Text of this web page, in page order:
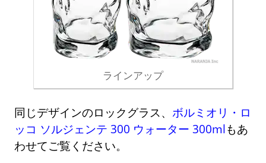
ラインアップ
同じデザインのロックグラス、ボルミオリ・ロ
ッコ ソルジェンテ 300 ウォーター 300mlもあ
わせてご覧ください。